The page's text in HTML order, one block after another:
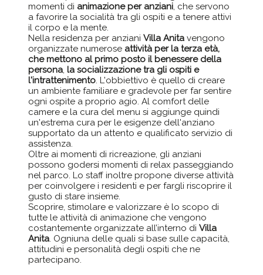
momenti di animazione per anziani, che servono
a favorire la socialità tra gli ospiti e a tenere attivi
il corpo e la mente.
Nella residenza per anzianiVilla Anita vengono
organizzate numerose attività per la terza età,
che mettono al primo posto il benessere della
persona,la socializzazione tra gli ospiti e
l'intrattenimento. L'obbiettivo è quello di creare
un ambiente familiare e gradevole per far sentire
ogni ospite a proprio agio. Al comfort delle
camere e la cura del menu si aggiunge quindi
un'estrema cura per le esigenze dell'anziano
supportato da un attento e qualificato servizio di
assistenza.
Oltre ai momenti di ricreazione, gli anziani
possono godersi momenti di relax passeggiando
nel parco. Lo staff inoltre propone diverse attività
per coinvolgere i residenti e per fargli riscoprire il
gusto di stare insieme.
Scoprire, stimolare e valorizzare è lo scopo di
tutte le attività di animazione che vengono
costantemente organizzate all’interno diVilla
Anita. Ogniuna delle quali si base sulle capacità,
attitudini e personalità degli ospiti che ne
partecipano.